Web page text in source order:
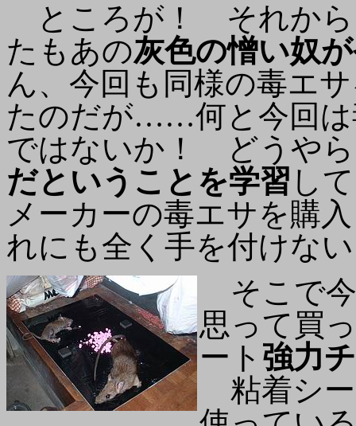
ところが！ それから
たもあの灰色の憎い奴
ん、今回も同様の毒エ
たのだが……何と今回は
ではないか！ どうや
だということを学習 し
メーカーの毒エサを購
れにも全く手を付けな
そこで今
思って買
ート 強力
粘着シー